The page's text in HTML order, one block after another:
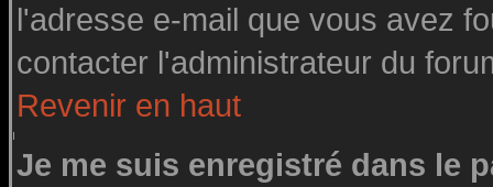
l'adresse e-mail que vous avez
contacter l'administrateur du
Revenir en haut
Je me suis enregistré dans le